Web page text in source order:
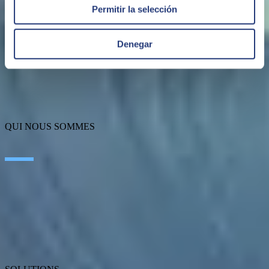
Permitir la selección
Denegar
QUI NOUS SOMMES